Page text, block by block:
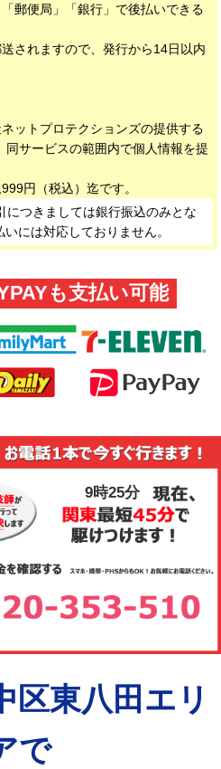
郵便局」「銀行」で後払いできる
されますので、発行から14日以内
ットプロテクションズの提供する
同サービスの範囲内で個人情報を提
円（税込）迄です。
につきましては銀行振込のみとな
には対応しておりません。
も支払い可能
9時25分
区東八田エリ
で